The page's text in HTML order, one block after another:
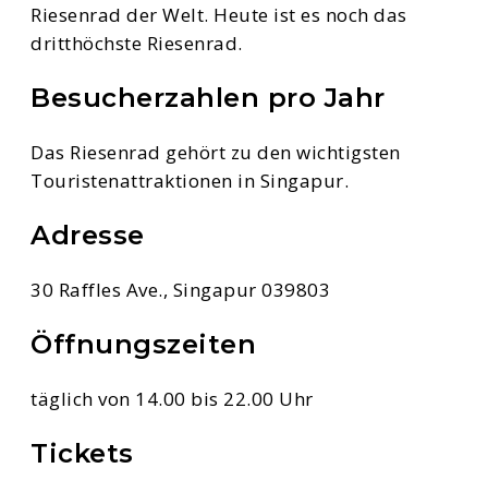
Riesenrad der Welt. Heute ist es noch das
dritthöchste Riesenrad.
Besucherzahlen pro Jahr
Das Riesenrad gehört zu den wichtigsten
Touristenattraktionen in Singapur.
Adresse
30 Raffles Ave., Singapur 039803
Öffnungszeiten
täglich von 14.00 bis 22.00 Uhr
Tickets